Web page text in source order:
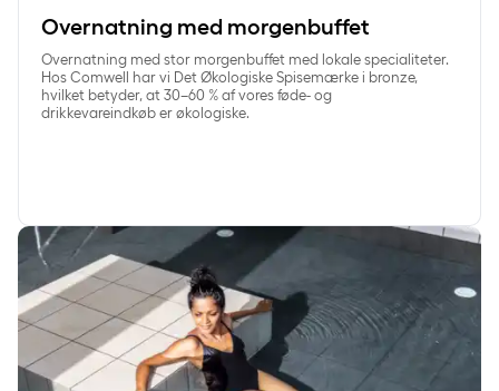
Overnatning med morgenbuffet
Overnatning med stor morgenbuffet med lokale specialiteter.
Hos Comwell har vi Det Økologiske Spisemærke i bronze,
hvilket betyder, at 30–60 % af vores føde- og
drikkevareindkøb er økologiske.
SpaDelight